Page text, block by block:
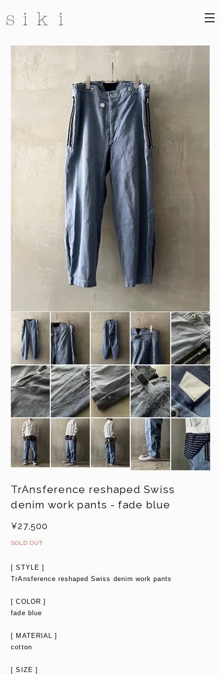
TrAnsference reshaped Swiss
denim work pants - fade blue
¥27,500
SOLD OUT
[ STYLE ]
TrAnsference reshaped Swiss denim work pants
[ COLOR ]
fade blue
[ MATERIAL ]
cotton
[ SIZE ]